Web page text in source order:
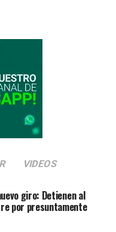
VIDEOS
giro: Detienen al
por presuntamente